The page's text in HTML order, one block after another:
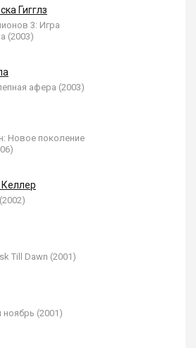
Гигглз
3: Игра
(2003)
афера (2003)
Новое поколение
Till Dawn (2001)
ноябрь (2001)